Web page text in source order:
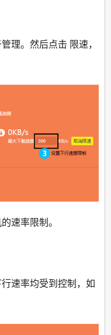
理。然后点击 限速，
速率限制。
速率均受到控制，如